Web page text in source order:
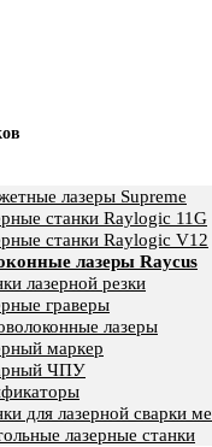
лазеры Supreme
станки Raylogic 11G
станки Raylogic V12
лазеры Raycus
лазерной резки
граверы
лазеры
маркер
ЧПУ
для лазерной сварки
лазерные станки